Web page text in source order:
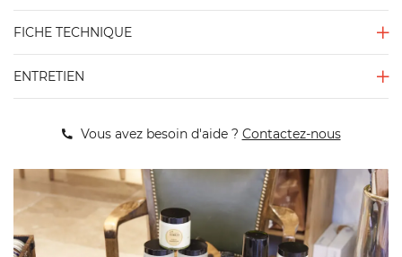
FICHE TECHNIQUE
ENTRETIEN
Vous avez besoin d'aide ? Contactez-nous